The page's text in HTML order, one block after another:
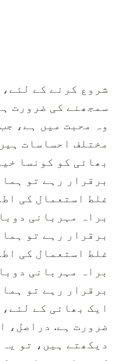
شروع کرنے کے
سمجھنے کی ضرورت
وہ محبت میں ہے،
مختلف احساسات
بھائی کو کونسا
برقرار رہے تو
غلط استعمال کی
براہ مہربانی
برقرار رہے تو
غلط استعمال کی
براہ مہربانی
برقرار رہے تو
ایک بھائی کے
ضرورت ہے. دراصل،
دیکھتے ہیں، تو